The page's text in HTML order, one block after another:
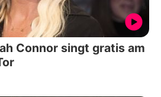
Connor singt gratis am